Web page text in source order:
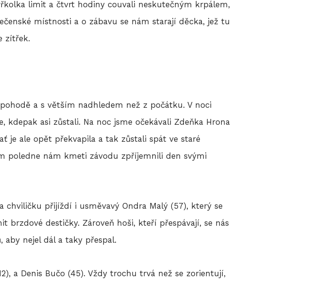
limit a čtvrt hodiny couvali neskutečným krpálem,
místnosti a o zábavu se nám starají děcka, jež tu
zítřek.
a s větším nadhledem než z počátku. V noci
asi zůstali. Na noc jsme očekávali Zdeňka Hrona
je ale opět překvapila a tak zůstali spát ve staré
poledne nám kmeti závodu zpříjemnili den svými
chviličku přijíždí i usměvavý Ondra Malý (57), který se
brzdové destičky. Zároveň hoši, kteří přespávají, se nás
aby nejel dál a taky přespal.
a Denis Bučo (45). Vždy trochu trvá než se zorientují,